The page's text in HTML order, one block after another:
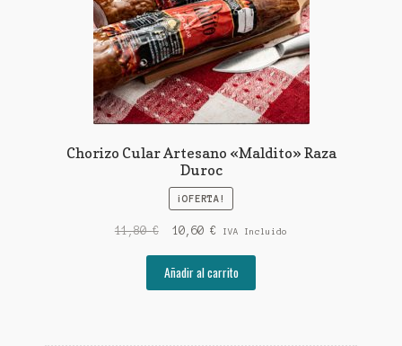
Chorizo Cular Artesano «Maldito» Raza
Duroc
¡OFERTA!
11,80€
El
original
era:
10,60€ El
actual
es:
IVA Incluido
Añadir al carrito